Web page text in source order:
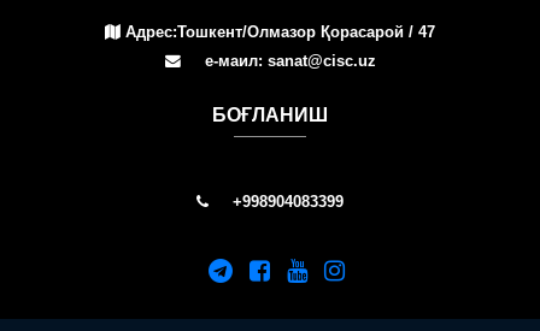
Адрес:Тошкент/Олмазор Қорасарой / 47
е-маил: sanat@cisc.uz
БOҒЛАНИШ
+998904083399